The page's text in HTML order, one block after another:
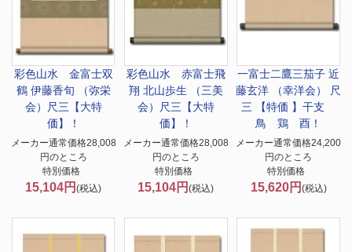
彩色山水 金富士双
鶴 伊藤香旬 （弥栄
会）尺三【大特
価】！
メーカー通常価格28,008
円のところ
特別価格
15,104円(税込)
彩色山水 赤富士飛
翔 北山歩生 （三美
会）尺三【大特
価】！
メーカー通常価格28,008
円のところ
特別価格
15,104円(税込)
一富士二鷹三茄子 近
藤玄洋 （幸洋会） 尺
三 【特価 】干支
鳥 鶏 酉！
メーカー通常価格24,200
円のところ
特別価格
15,620円 (税込)